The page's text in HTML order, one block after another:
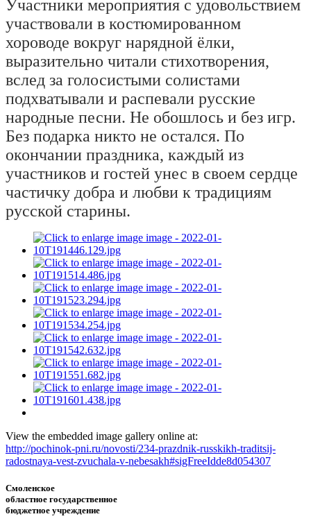
Участники мероприятия с удовольствием
участвовали в костюмированном
хороводе вокруг нарядной ёлки,
выразительно читали стихотворения,
вслед за голосистыми солистами
подхватывали и распевали русские
народные песни. Не обошлось и без игр.
Без подарка никто не остался. По
окончании праздника, каждый из
участников и гостей унес в своем сердце
частичку добра и любви к традициям
русской старины.
View the embedded image gallery online at:
http://pochinok-pni.ru/novosti/234-prazdnik-russkikh-traditsij-
radostnaya-vest-zvuchala-v-nebesakh#sigFreeIdde8d054307
Смоленское
областное государственное
бюджетное учреждение